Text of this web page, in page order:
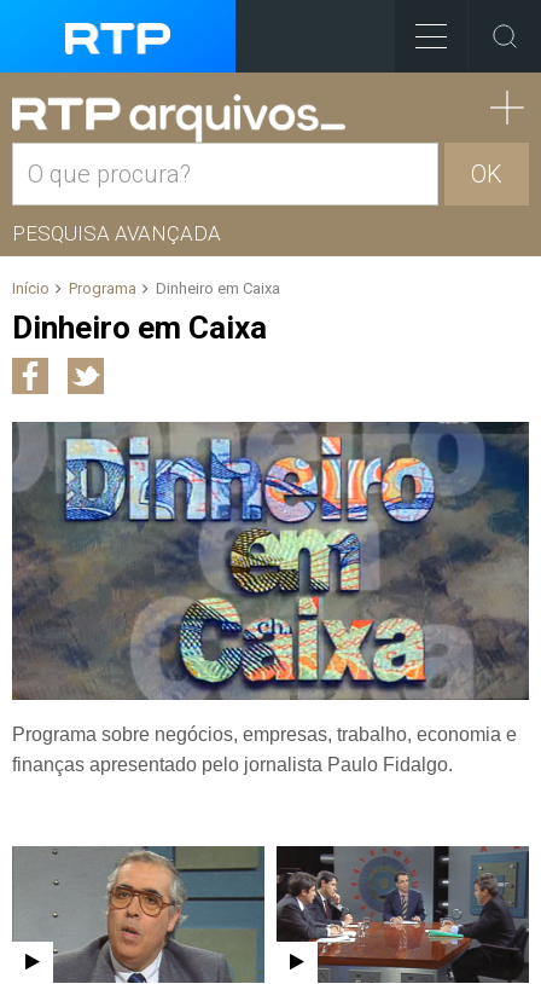
OK
PESQUISA AVANÇADA
Início Programa Dinheiro em Caixa
Dinheiro em Caixa
Programa sobre negócios, empresas, trabalho, economia e
finanças apresentado pelo jornalista Paulo Fidalgo.